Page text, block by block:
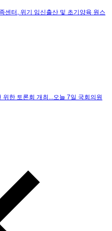
센터, 위기 임신출산 및 초기양육 원스
한 토론회 개최...오늘 7일 국회의원